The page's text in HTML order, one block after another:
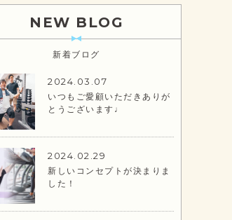
NEW BLOG
新着ブログ
2024.03.07
いつもご愛顧いただきありが
とうございます♩
2024.02.29
新しいコンセプトが決まりま
した！